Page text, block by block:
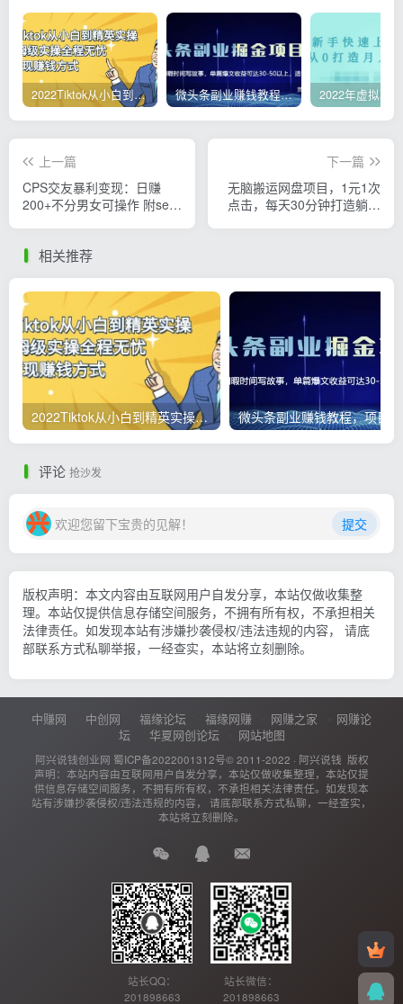
2022Tiktok从小白到精英实操，0-1保姆级实操全程无忧，多种变现赚钱方式 微头条副业赚钱教程，项目单号单天做到50-100+收益
上一篇
CPS交友暴利变现：日赚
200+不分男女可操作 附se粉
下一篇
无脑搬运网盘项目，1元1次
点击，每天30分钟打造躺赚
相关推荐
2022Tiktok从小白到精英实操，0-1保姆级实操全程无忧，多种变现赚钱方式
评论 抢沙发
欢迎您留下宝贵的见解！ 提交
版权声明：本文内容由互联网用户自发分享，本站仅做收集整
理。本站仅提供信息存储空间服务，不拥有所有权，不承担相关
法律责任。如发现本站有涉嫌抄袭侵权/违法违规的内容， 请底
部联系方式私聊举报，一经查实，本站将立刻删除。
中赚网 中创网 福缘论坛 福缘网赚 网赚之家
网赚论
坛
华夏网创论坛 网站地图
阿兴说钱创业网 蜀ICP备2022001312号© 2011-2022 · 阿兴说钱 版权
声明：本站内容由互联网用户自发分享，本站仅做收集整理，本站仅提
供信息存储空间服务，不拥有所有权，不承担相关法律责任。如发现本
站有涉嫌抄袭侵权/违法违规的内容， 请底部联系方式私聊，一经查实，
本站将立刻删除。
站长QQ：
201898663
站长微信：
201898663